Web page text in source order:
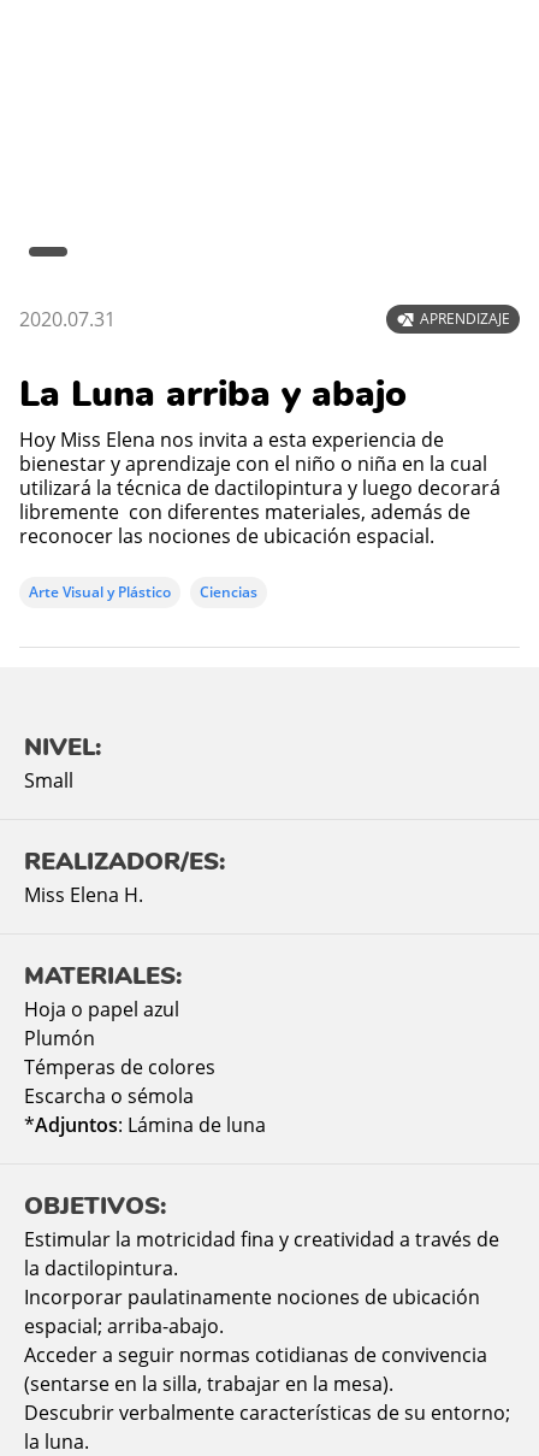
2020.07.31 APRENDIZAJE
La Luna arriba y abajo
Hoy Miss Elena nos invita a esta experiencia de
bienestar y aprendizaje con el niño o niña en la cual
utilizará la técnica de dactilopintura y luego decorará
libremente con diferentes materiales, además de
reconocer las nociones de ubicación espacial.
Arte Visual y Plástico Ciencias
NIVEL:
Small
REALIZADOR/ES:
Miss Elena H.
MATERIALES:
Hoja o papel azul
Plumón
Témperas de colores
Escarcha o sémola
*Adjuntos: Lámina de luna
OBJETIVOS:
Estimular la motricidad fina y creatividad a través de
la dactilopintura.
Incorporar paulatinamente nociones de ubicación
espacial; arriba-abajo.
Acceder a seguir normas cotidianas de convivencia
(sentarse en la silla, trabajar en la mesa).
Descubrir verbalmente características de su entorno;
la luna.